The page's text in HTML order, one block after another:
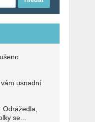
usnadní
se...